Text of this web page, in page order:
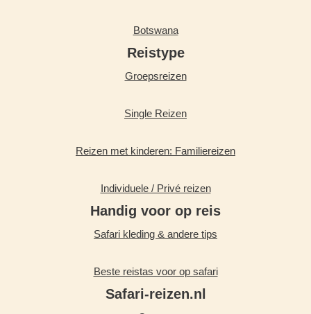
Botswana
Reistype
Groepsreizen
Single Reizen
Reizen met kinderen: Familiereizen
Individuele / Privé reizen
Handig voor op reis
Safari kleding & andere tips
Beste reistas voor op safari
Safari-reizen.nl